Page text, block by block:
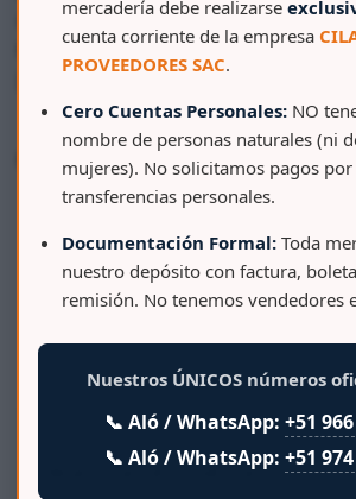
augue consequat sapien, et interdum
Nunc imperdiet eu libero ut imperdiet.
Etiquetada como Design Trends
Siguiente: In viverra faucibus
Deja una respuesta
mercadería debe realizarse
cuenta corriente de la empresa
PROVEEDORES SAC.
Cero Cuentas Personales: NO
nombre de personas naturales (ni
mujeres). No solicitamos pagos por
transferencias personales.
Documentación Formal: Toda
nuestro depósito con factura,
remisión. No tenemos vendedores
Nuestros ÚNICOS números
📞 Aló / WhatsApp: +51
📞 Aló / WhatsApp: +51